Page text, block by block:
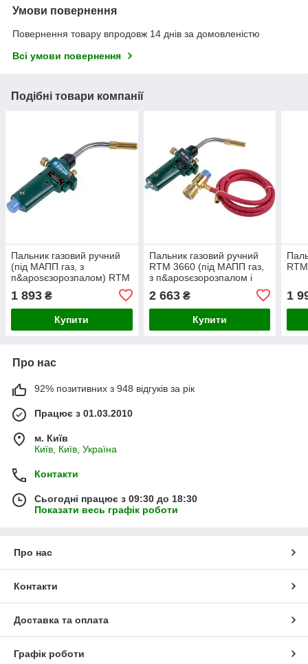
Умови повернення
Повернення товару впродовж 14 днів за домовленістю
Всі умови повернення
Подібні товари компанії
Пальник газовий ручний
(під МАПП газ, з
п&aposєзорозпалом) RTM
1 893 ₴
Купити
Пальник газовий ручний
RTM 3660 (під МАПП газ,
з п&aposєзорозпалом і
2 663₴
Купити
1
Про нас
92% позитивних з 948 відгуків за рік
Працює з 01.03.2010
м. Київ
Київ, Київ, Україна
Контакти
Сьогодні працює з 09:30 до 18:30
Показати весь графік роботи
Про нас
Контакти
Доставка та оплата
Графік роботи